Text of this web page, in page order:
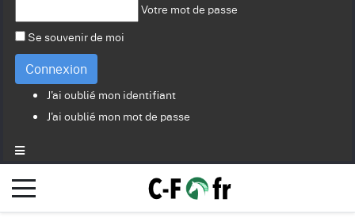
Votre mot de passe
Se souvenir de moi
Connexion
J'ai oublié mon identifiant
J'ai oublié mon mot de passe